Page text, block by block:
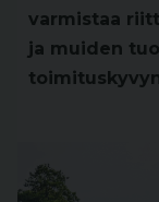
varmistaa
ja muiden